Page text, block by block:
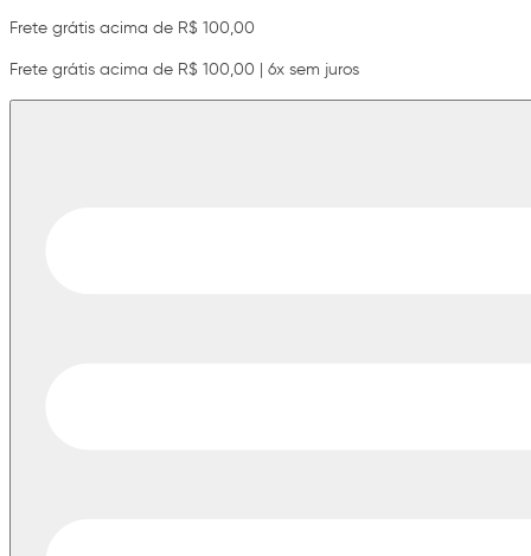
Frete grátis acima de R$ 100,00
Frete grátis acima de R$ 100,00 | 6x sem juros